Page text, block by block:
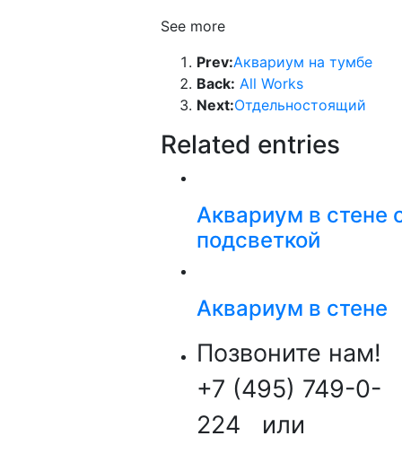
See more
Prev:Аквариум на тумбе
Back: All Works
Next:Отдельностоящий
Related entries
Аквариум в стене
подсветкой
Аквариум в стене
Позвоните нам!
+7 (495) 749-0-
224 или